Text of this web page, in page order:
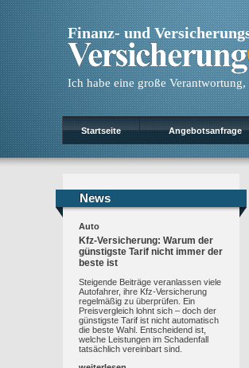
Finanz- und
Ich habe eine große
Startseite Angebotsanfrage
News
News
Auto
Kfz-Versicherung: Warum der
günstigste Tarif nicht immer der
beste ist
Steigende Beiträge veranlassen viele
Autofahrer, ihre Kfz-Versicherung
regelmäßig zu überprüfen. Ein
Preisvergleich lohnt sich – doch der
günstigste Tarif ist nicht automatisch
die beste Wahl. Entscheidend ist,
welche Leistungen im Schadenfall
tatsächlich vereinbart sind.